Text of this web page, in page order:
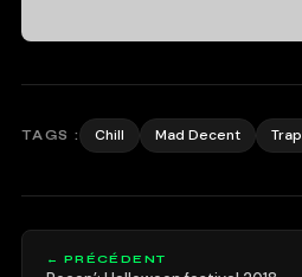
TAGS : Chill Mad Decent Trap
← PRÉCÉDENT